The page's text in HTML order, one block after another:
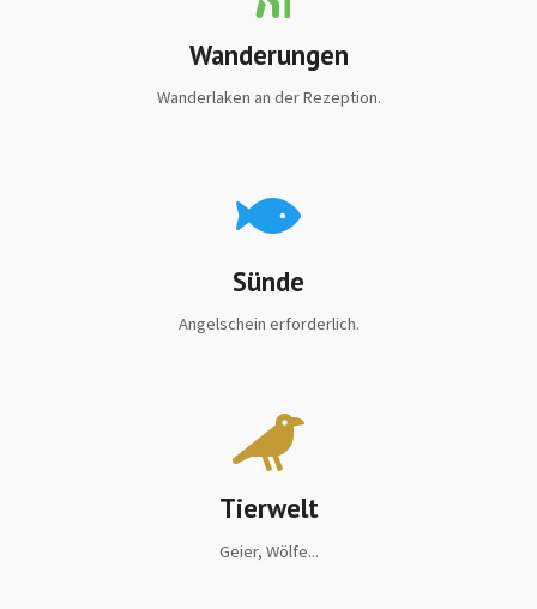
Wanderungen
Wanderlaken an der Rezeption.
Sünde
Angelschein erforderlich.
Tierwelt
Geier, Wölfe...